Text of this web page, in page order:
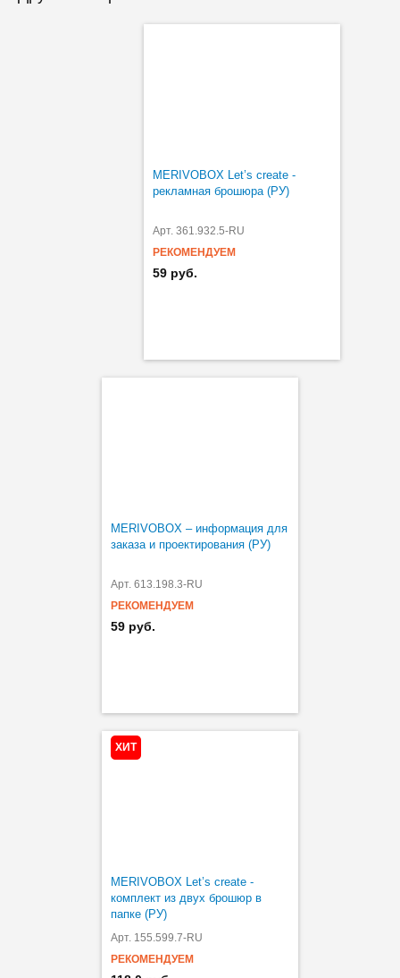
MERIVOBOX Let’s create -
рекламная брошюра (РУ)
Арт. 361.932.5-RU
РЕКОМЕНДУЕМ
59 руб.
MERIVOBOX – информация для
заказа и проектирования (РУ)
Арт. 613.198.3-RU
РЕКОМЕНДУЕМ
59 руб.
ХИТ
MERIVOBOX Let’s create -
комплект из двух брошюр в
папке (РУ)
Арт. 155.599.7-RU
РЕКОМЕНДУЕМ